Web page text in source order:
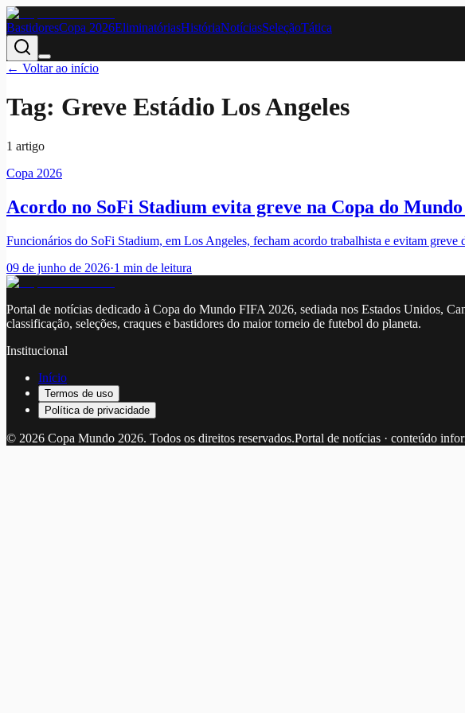
BastidoresCopa 2026EliminatóriasHistóriaNotíciasSeleçãoTática
← Voltar ao início
Tag: Greve Estádio Los Angeles
1 artigo
Copa 2026
Acordo no SoFi Stadium evita greve na Copa do Mundo
Funcionários do SoFi Stadium, em Los Angeles, fecham acordo trabalhista e evitam
09 de junho de 2026·1 min de leitura
Portal de notícias dedicado à Copa do Mundo FIFA 2026, sediada nos Estados Unidos,
classificação, seleções, craques e bastidores do maior torneio de futebol do planeta.
Institucional
Início
Termos de uso
Política de privacidade
© 2026 Copa Mundo 2026. Todos os direitos reservados.Portal de notícias · conteúdo